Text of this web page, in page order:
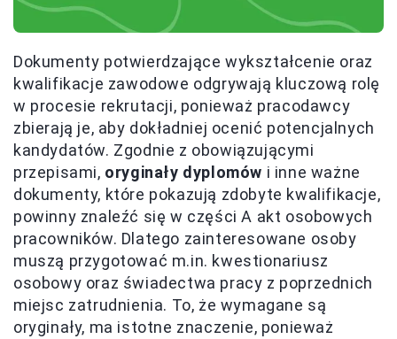
Dokumenty potwierdzające wykształcenie oraz
kwalifikacje zawodowe odgrywają kluczową rolę
w procesie rekrutacji, ponieważ pracodawcy
zbierają je, aby dokładniej ocenić potencjalnych
kandydatów. Zgodnie z obowiązującymi
przepisami, oryginały dyplomów i inne ważne
dokumenty, które pokazują zdobyte kwalifikacje,
powinny znaleźć się w części A akt osobowych
pracowników. Dlatego zainteresowane osoby
muszą przygotować m.in. kwestionariusz
osobowy oraz świadectwa pracy z poprzednich
miejsc zatrudnienia. To, że wymagane są
oryginały, ma istotne znaczenie, ponieważ